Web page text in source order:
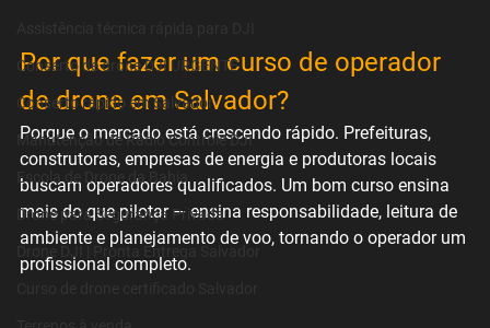
Conserto de drone DJI URGENTE
Conserto rápido em Salvador
Manutenção de Rádio Controle DJI
Escola de Drone da Bahia
Drone para Segurança Privada
Drone DJI | Pronta Entrega Salvador
Por que fazer um curso de operador
de drone em Salvador?
Porque o mercado está crescendo rápido. Prefeituras,
construtoras, empresas de energia e produtoras locais
buscam operadores qualificados. Um bom curso ensina
mais do que pilotar — ensina responsabilidade, leitura de
ambiente e planejamento de voo, tornando o operador um
profissional completo.